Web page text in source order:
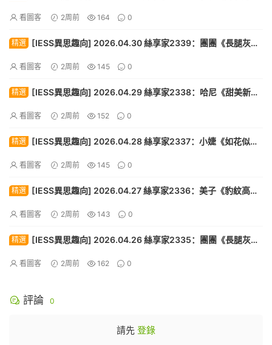
看圖客 2周前 164 0
精選
[IESS異思趣向] 2026.04.30 絲享家2339：團團《長腿灰絲
看圖客 2周前 145 0
精選
[IESS異思趣向] 2026.04.29 絲享家2338：哈尼《甜美新
看圖客 2周前 152 0
精選
[IESS異思趣向] 2026.04.28 絲享家2337：小婕《如花似
看圖客 2周前 145 0
精選
[IESS異思趣向] 2026.04.27 絲享家2336：美子《豹紋高
看圖客 2周前 143 0
精選
[IESS異思趣向] 2026.04.26 絲享家2335：團團《長腿灰絲
看圖客 2周前 162 0
評論 0
請先 登錄